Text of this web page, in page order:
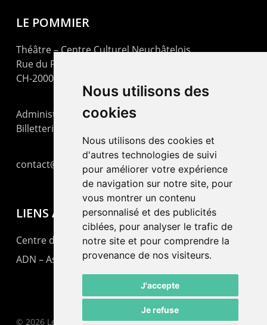
Nous utilisons des
cookies
Nous utilisons des cookies et
d'autres technologies de suivi
pour améliorer votre expérience
de navigation sur notre site, pour
vous montrer un contenu
personnalisé et des publicités
ciblées, pour analyser le trafic de
notre site et pour comprendre la
provenance de nos visiteurs.
J'accepte
Je refuse
LE POMMIER
Théâtre – Centre Culturel Neuchâtelois
Rue du Pommier 9
CH-2000 Neuchâtel
Administration : +41 32 725 03 03
Billetterie : +41 32 725 05 05
contact@lepommier.ch
LIENS AMIS
Centre de culture ABC
ADN – Association Danse Neuchâtel
© 2026 Le Pommier.